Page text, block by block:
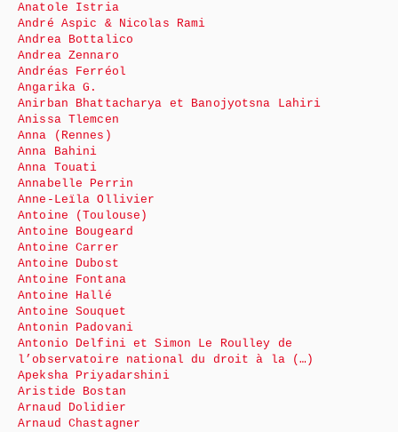
Anatole Istria
André Aspic & Nicolas Rami
Andrea Bottalico
Andrea Zennaro
Andréas Ferréol
Angarika G.
Anirban Bhattacharya et Banojyotsna Lahiri
Anissa Tlemcen
Anna (Rennes)
Anna Bahini
Anna Touati
Annabelle Perrin
Anne-Leïla Ollivier
Antoine (Toulouse)
Antoine Bougeard
Antoine Carrer
Antoine Dubost
Antoine Fontana
Antoine Hallé
Antoine Souquet
Antonin Padovani
Antonio Delfini et Simon Le Roulley de
l’observatoire national du droit à la (…)
Apeksha Priyadarshini
Aristide Bostan
Arnaud Dolidier
Arnaud Chastagner